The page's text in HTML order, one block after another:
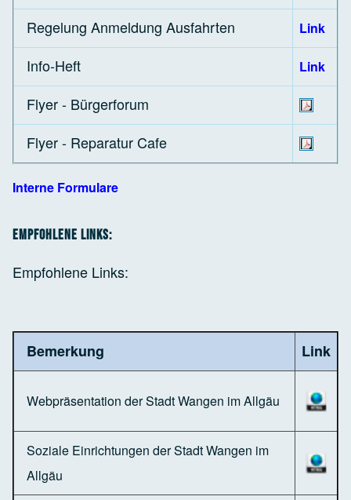
Regelung Anmeldung Ausfahrten
Link
Info-Heft Link
Flyer - Bürgerforum
Flyer - Reparatur Cafe
Interne Formulare
Empfohlene Links:
Empfohlene Links:
Bemerkung Link
Webpräsentation der Stadt Wangen im Allgäu
Soziale Einrichtungen der Stadt Wangen im
Allgäu